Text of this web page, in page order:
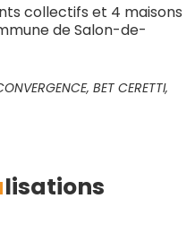
collectifs et 4 maisons
de Salon-de-
BET CERETTI,
lisations